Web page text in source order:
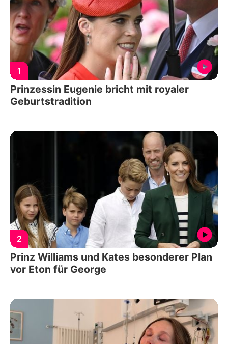
1
Prinzessin Eugenie bricht mit royaler
Geburtstradition
2
Prinz Williams und Kates besonderer Plan
vor Eton für George